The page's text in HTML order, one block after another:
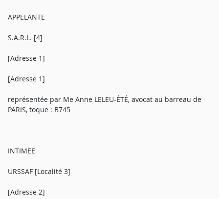
APPELANTE
S.A.R.L. [4]
[Adresse 1]
[Adresse 1]
représentée par Me Anne LELEU-ÉTÉ, avocat au barreau de
PARIS, toque : B745
INTIMEE
URSSAF [Localité 3]
[Adresse 2]